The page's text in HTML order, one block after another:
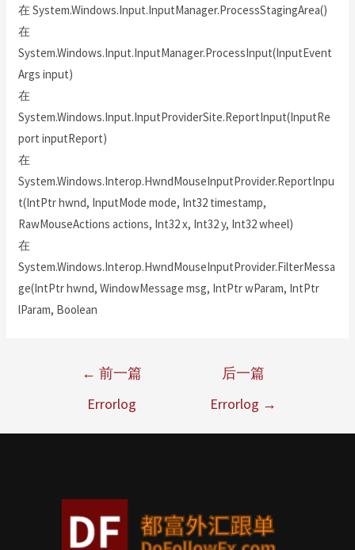
在 System.Windows.Input.InputManager.ProcessStagingArea()
在
System.Windows.Input.InputManager.ProcessInput(InputEvent
Args input)
在
System.Windows.Input.InputProviderSite.ReportInput(InputRe
port inputReport)
在
System.Windows.Interop.HwndMouseInputProvider.ReportInpu
t(IntPtr hwnd, InputMode mode, Int32 timestamp,
RawMouseActions actions, Int32 x, Int32 y, Int32 wheel)
在
System.Windows.Interop.HwndMouseInputProvider.FilterMessa
ge(IntPtr hwnd, WindowMessage msg, IntPtr wParam, IntPtr
lParam, Boolean
← 前一篇
Errorlog
后一篇
Errorlog →